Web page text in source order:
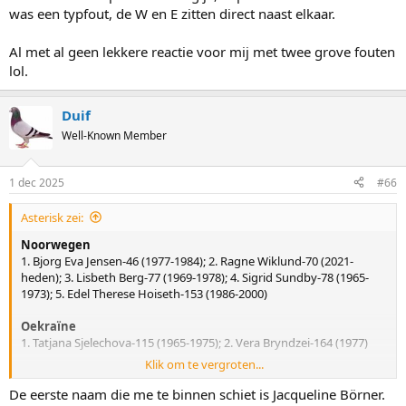
was een typfout, de W en E zitten direct naast elkaar.
Al met al geen lekkere reactie voor mij met twee grove fouten
lol.
Duif
Well-Known Member
1 dec 2025 #66
Asterisk zei:
Noorwegen
1. Bjorg Eva Jensen-46 (1977-1984); 2. Ragne Wiklund-70 (2021-
heden); 3. Lisbeth Berg-77 (1969-1978); 4. Sigrid Sundby-78 (1965-
1973); 5. Edel Therese Hoiseth-153 (1986-2000)
Oekraïne
1. Tatjana Sjelechova-115 (1965-1975); 2. Vera Bryndzei-164 (1977)
1. Emese Hunyady-19 (1987-2002); 2. Vanessa Bittner-72 (2015-2024);
Klik om te vergroten...
De eerste naam die me te binnen schiet is Jacqueline Börner.